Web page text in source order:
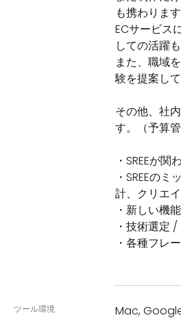
も携わります
ECサービス
しての活躍
また、職域
験を提案して
その他、社
す。（予算
・SREEが
・SREEの
計、クリエ
・新しい機
・技術選定
・各種フレ
ツール環境 Mac,